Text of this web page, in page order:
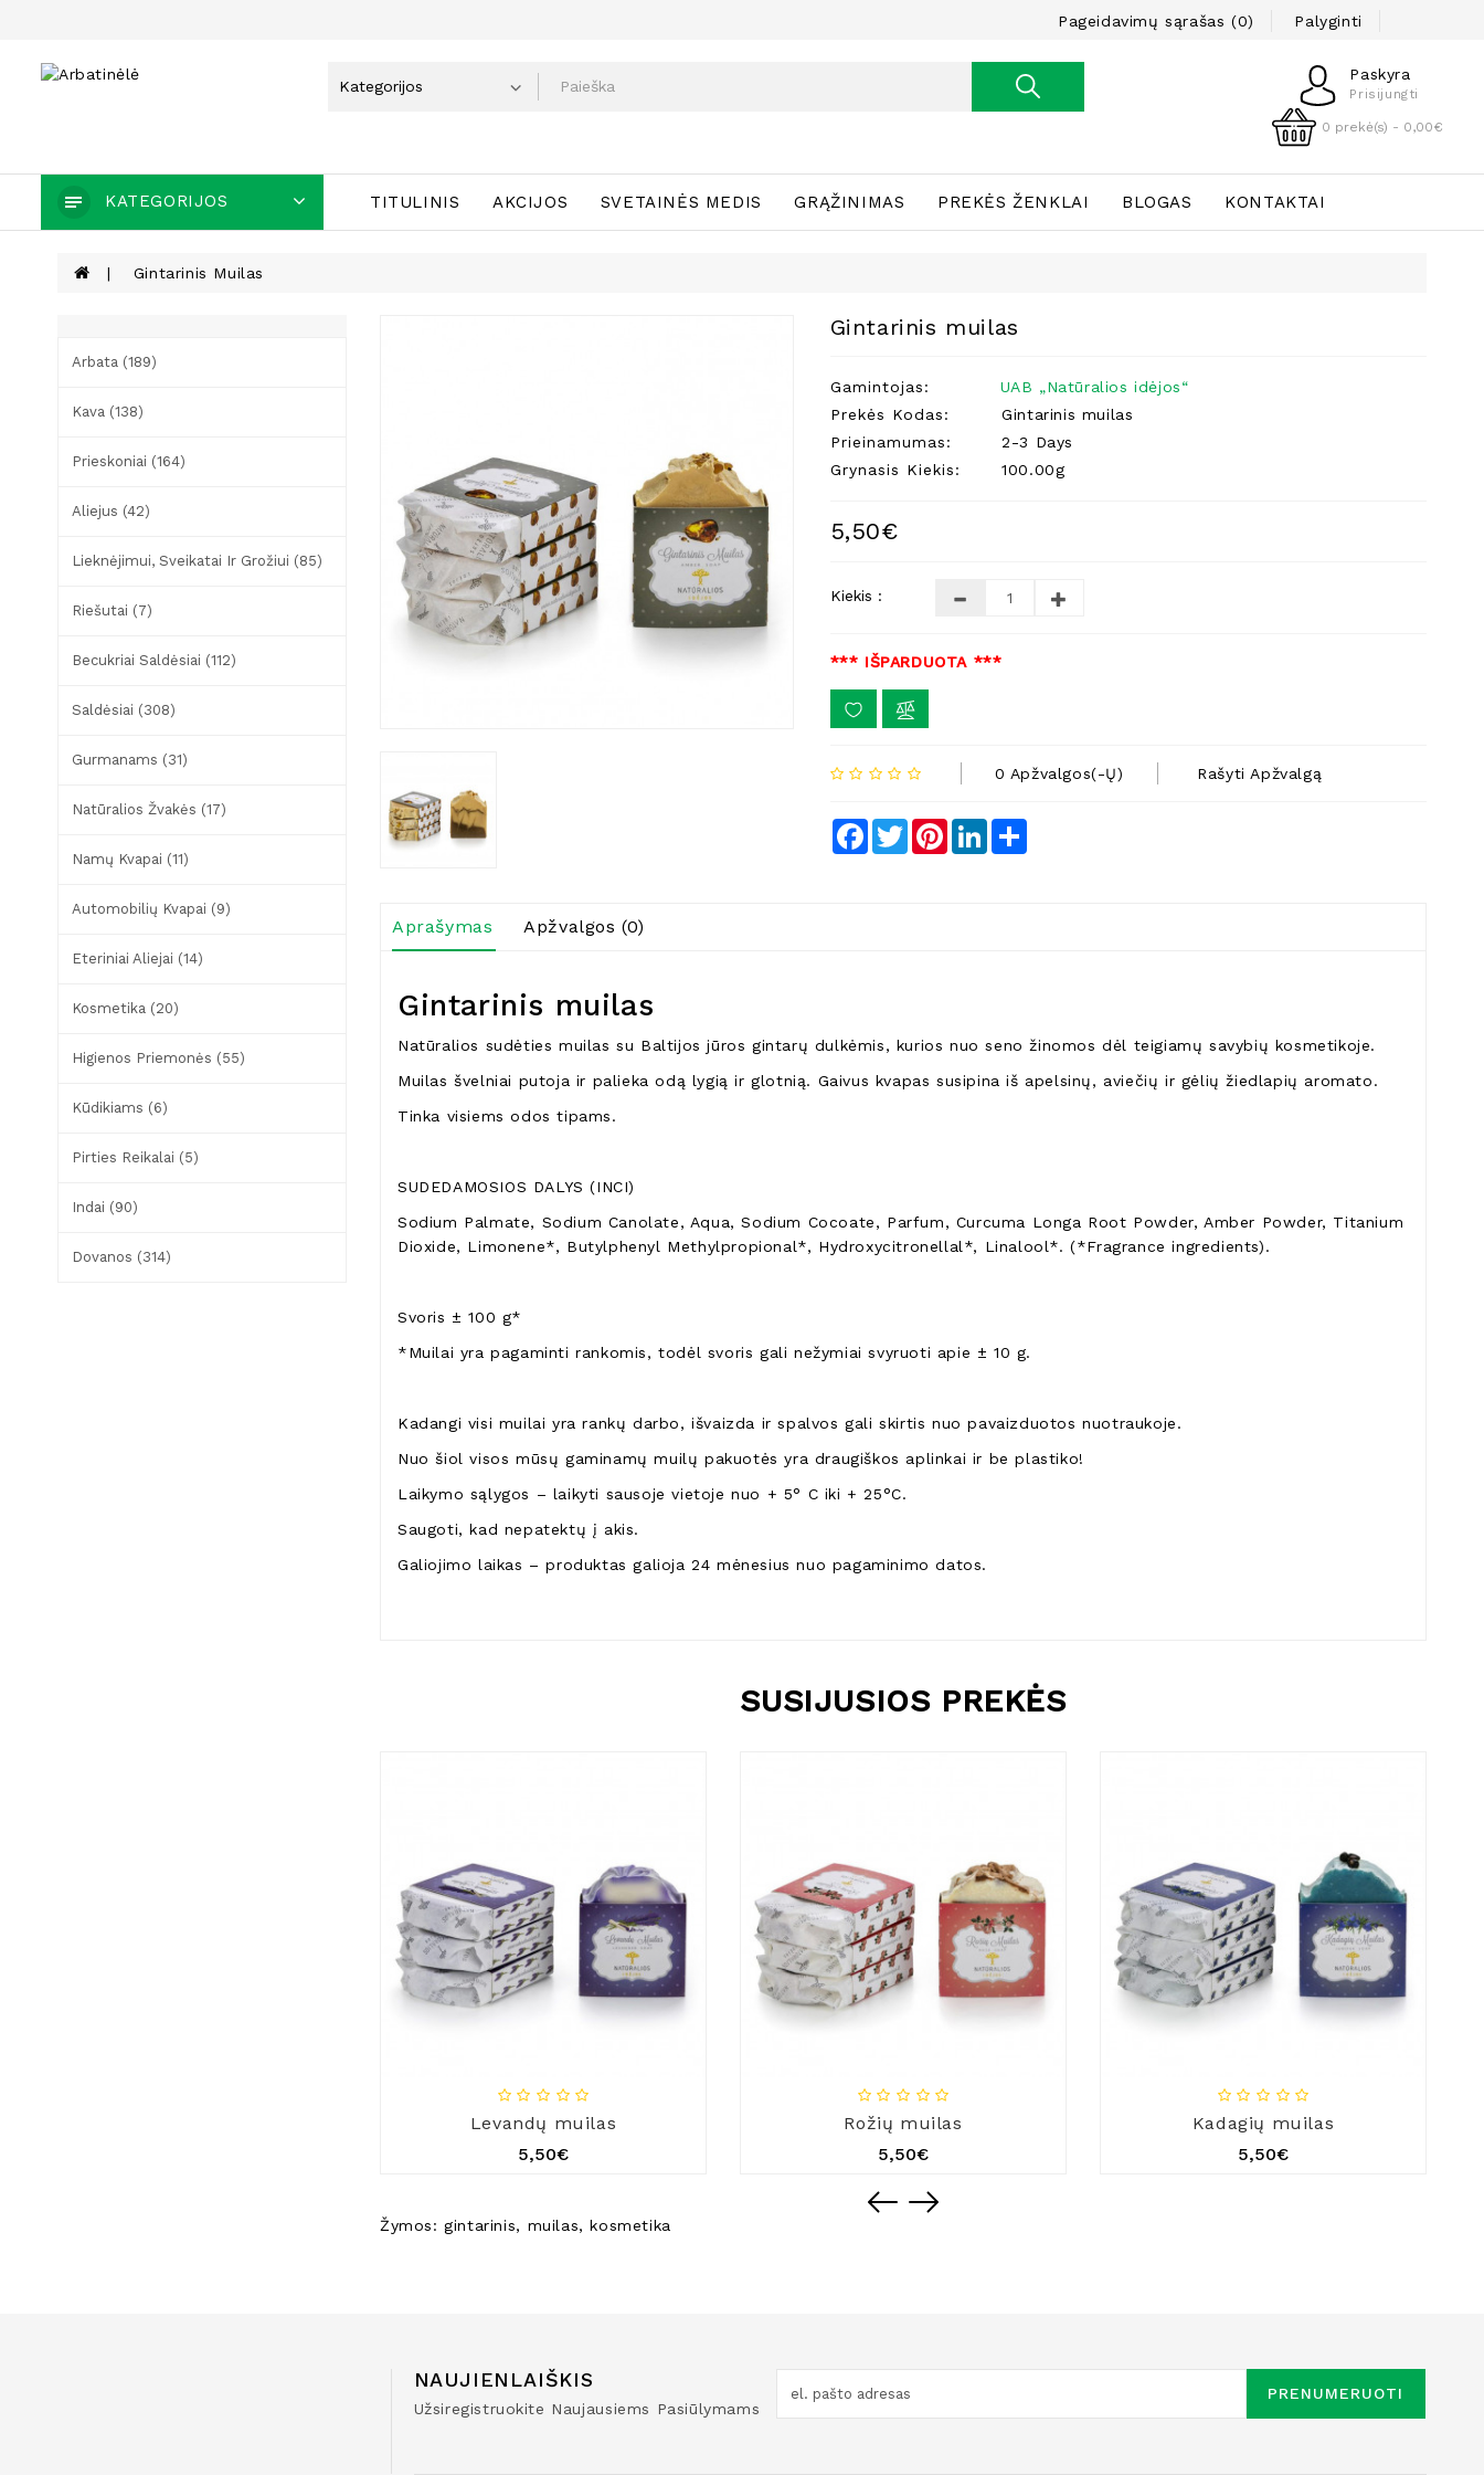
Pageidavimų sąrašas (0) Palyginti
Paskyra
Prisijungti
0 prekė(s) - 0,00€
KATEGORIJOS TITULINIS AKCIJOS SVETAINĖS MEDIS GRĄŽINIMAS PREKĖS ŽENKLAI BLOGAS KONTAKTAI
Gintarinis Muilas
Arbata (189)
Kava (138)
Prieskoniai (164)
Aliejus (42)
Lieknėjimui, Sveikatai Ir Grožiui (85)
Riešutai (7)
Becukriai Saldėsiai (112)
Saldėsiai (308)
Gurmanams (31)
Natūralios Žvakės (17)
Namų Kvapai (11)
Automobilių Kvapai (9)
Eteriniai Aliejai (14)
Kosmetika (20)
Higienos Priemonės (55)
Kūdikiams (6)
Pirties Reikalai (5)
Indai (90)
Dovanos (314)
Gintarinis muilas
Gamintojas:
UAB „Natūralios idėjos“
Prekės Kodas:
Gintarinis muilas
Prieinamumas:
2-3 Days
Grynasis Kiekis:
100.00g
5,50€
Kiekis :
*** IŠPARDUOTA ***
0 Apžvalgos(-Ų) Rašyti Apžvalgą
Facebook
TwitterPinterestLinkedInShare
Aprašymas Apžvalgos (0)
Gintarinis muilas
Natūralios sudėties muilas su Baltijos jūros gintarų dulkėmis, kurios nuo seno žinomos dėl teigiamų savybių kosmetikoje.
Muilas švelniai putoja ir palieka odą lygią ir glotnią. Gaivus kvapas susipina iš apelsinų, aviečių ir gėlių žiedlapių aromato.
Tinka visiems odos tipams.
SUDEDAMOSIOS DALYS (INCI)
Sodium Palmate, Sodium Canolate, Aqua, Sodium Cocoate, Parfum, Curcuma Longa Root Powder, Amber Powder, Titanium
Dioxide, Limonene*, Butylphenyl Methylpropional*, Hydroxycitronellal*, Linalool*. (*Fragrance ingredients).
Svoris ± 100 g*
*Muilai yra pagaminti rankomis, todėl svoris gali nežymiai svyruoti apie ± 10 g.
Kadangi visi muilai yra rankų darbo, išvaizda ir spalvos gali skirtis nuo pavaizduotos nuotraukoje.
Nuo šiol visos mūsų gaminamų muilų pakuotės yra draugiškos aplinkai ir be plastiko!
Laikymo sąlygos – laikyti sausoje vietoje nuo + 5° C iki + 25°C.
Saugoti, kad nepatektų į akis.
Galiojimo laikas – produktas galioja 24 mėnesius nuo pagaminimo datos.
SUSIJUSIOS PREKĖS
Levandų muilas
5,50€
Rožių muilas
5,50€
Kadagių muilas
5,50€
Žymos:gintarinis, muilas,kosmetika
NAUJIENLAIŠKIS
Užsiregistruokite Naujausiems Pasiūlymams
PRENUMERUOTI